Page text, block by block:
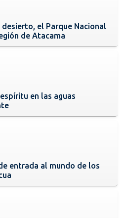
el Parque Nacional
de Atacama
en las aguas
entrada al mundo de los